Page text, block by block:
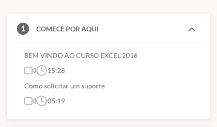
1 COMECE POR AQUI
BEM VINDO AO CURSO EXCEL 2016
15:28
Como solicitar um suporte
05:19